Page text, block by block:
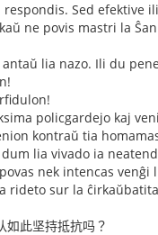
Sed efektive
ne povis mastri la
lia nazo. Ili du
policgardejo kaj
kontraŭ tia
lia vivado ia
nek intencas
rideto sur la
如此坚持抵抗吗？